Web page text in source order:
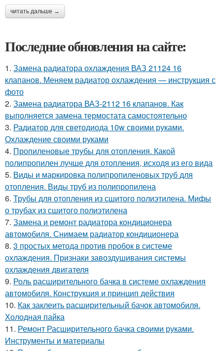
читать дальше →
Последние обновления на сайте:
1. Замена радиатора охлаждения ВАЗ 21124 16
клапанов. Меняем радиатор охлаждения — инструкция с
фото
2. Замена радиатора ВАЗ-2112 16 клапанов. Как
выполняется замена термостата самостоятельно
3. Радиатор для светодиода 10w своими руками.
Охлаждение своими руками
4. Пропиленовые трубы для отопления. Какой
полипропилен лучше для отопления, исходя из его вида
5. Виды и маркировка полипропиленовых труб для
отопления. Виды труб из полипропилена
6. Трубы для отопления из сшитого полиэтилена. Мифы
о трубах из сшитого полиэтилена
7. Замена и ремонт радиатора кондиционера
автомобиля. Снимаем радиатор кондиционера
8. 3 простых метода против пробок в системе
охлаждения. Признаки завоздушивания системы
охлаждения двигателя
9. Роль расширительного бачка в системе охлаждения
автомобиля. Конструкция и принцип действия
10. Как заклеить расширительный бачок автомобиля.
Холодная пайка
11. Ремонт Расширительного бачка своими руками.
Инструменты и материалы